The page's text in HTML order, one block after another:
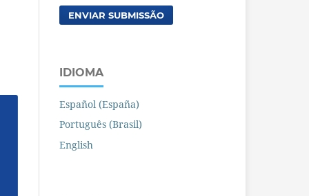
ENVIAR SUBMISSÃO
IDIOMA
Español (España)
Português (Brasil)
English